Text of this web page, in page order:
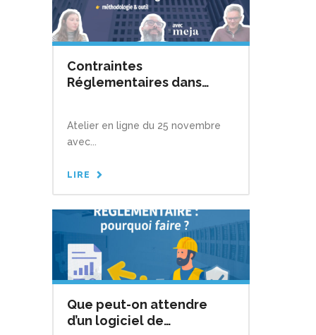
Contraintes
Réglementaires dans
Atelier en ligne du 25 novembre
avec...
LIRE
Que peut-on attendre
d’un logiciel de